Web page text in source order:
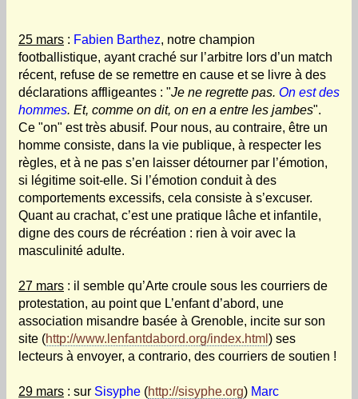
25 mars : Fabien Barthez, notre champion
footballistique, ayant craché sur l’arbitre lors d’un match
récent, refuse de se remettre en cause et se livre à des
déclarations affligeantes : "Je ne regrette pas. On est des
hommes. Et, comme on dit, on en a entre les jambes".
Ce "on" est très abusif. Pour nous, au contraire, être un
homme consiste, dans la vie publique, à respecter les
règles, et à ne pas s’en laisser détourner par l’émotion,
si légitime soit-elle. Si l’émotion conduit à des
comportements excessifs, cela consiste à s’excuser.
Quant au crachat, c’est une pratique lâche et infantile,
digne des cours de récréation : rien à voir avec la
masculinité adulte.
27 mars : il semble qu’Arte croule sous les courriers de
protestation, au point que L’enfant d’abord, une
association misandre basée à Grenoble, incite sur son
site (http://www.lenfantdabord.org/index.html ) ses
lecteurs à envoyer, a contrario, des courriers de soutien !
29 mars : sur Sisyphe (http://sisyphe.org) Marc